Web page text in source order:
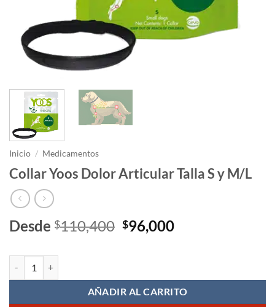
Inicio / Medicamentos
Collar Yoos Dolor Articular Talla S y M/L
Desde $110,400 El
precio
$110,400.
$96,000El
$96,000.
AÑADIR AL CARRITO